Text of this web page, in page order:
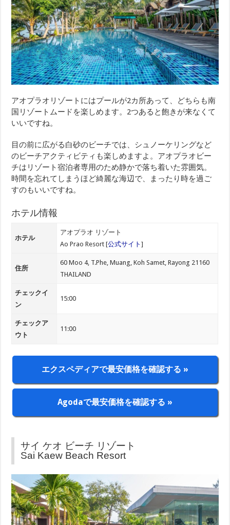
アオプラオリゾートにはプールが2カ所あって、どちらも南
国リゾートムードを楽しめます。2つあると飽きが来なくて
いいですね。
目の前に広がる白砂のビーチでは、シュノーケリングなど
のビーチアクティビティも楽しめますよ。アオプラオビー
チはリゾート宿泊者専用のため静かで落ち着いた雰囲気。
時間を忘れてしまうほど綺麗な海辺で、まったり時を過ご
すのもいいですね。
ホテル情報
ホテル
アオプラオ リゾート
Ao Prao Resort [公式サイト]
住所
60 Moo 4, T.Phe, Muang, Koh Samet, Rayong 21160
THAILAND
チェックイ
ン
15:00
チェックア
ウト
11:00
エクスペディアで最安価格を確認する »
Agodaで最安価格を確認する »
サイ ケオ ビーチ リゾート
Sai Kaew Beach Resort